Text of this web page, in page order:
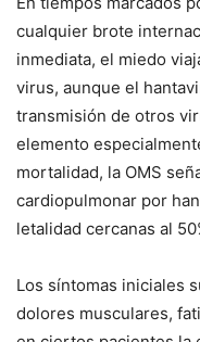
cualquier brote
inmediata, el miedo
virus, aunque el
transmisión de otros
elemento
mortalidad, la OMS
cardiopulmonar por
letalidad cercanas al
Los síntomas iniciales
dolores musculares,